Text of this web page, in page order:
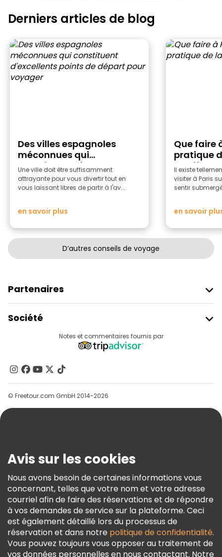
Derniers articles de blog
Des villes espagnoles
méconnues qui
constituent d'excellents
points de départ pour
voyager
Une ville doit être suffisamment
attrayante pour vous divertir tout en
vous laissant libres de partir à l'av...
en savoir plus
Que faire
pratique
Lumière
Il existe
visiter à Paris
sentir
en savoir
D’autres conseils de voyage
Partenaires
Connexion Du Fournisseur
Programme D’affiliation
Société
Contactez-Nous
Groupes
Aide
Conditions Générales Et Mentions Légales
Politique En Matière De Cookies
Freetour Prix
Programme De Fidélité
Notes et commentaires fournis par
© Freetour.com GmbH 2014-2026
Avis sur les cookies
Nous avons besoin de certaines informations vous
concernant, telles que votre nom et votre adresse
courriel afin de faire des réservations et de répondre
à vos demandes de service sur la plateforme. Ceci
est également détaillé lors du processus de
réservation et dans notre politique de confidentialité.
Vous pouvez toujours vous opposer au traitement de
vos données personnelles en nous contactant. Notre